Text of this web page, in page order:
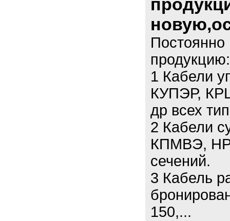
Постоянно
продукцию:
1 Кабели
КУПЭР,
др всех
2 Кабели
КПМВЭ,
сечений.
3 Кабель
150,...